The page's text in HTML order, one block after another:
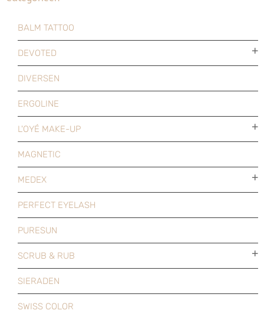
BALM TATTOO
DEVOTED
DIVERSEN
ERGOLINE
L'OYÉ MAKE-UP
MAGNETIC
MEDEX
PERFECT EYELASH
PURESUN
SCRUB & RUB
SIERADEN
SWISS COLOR